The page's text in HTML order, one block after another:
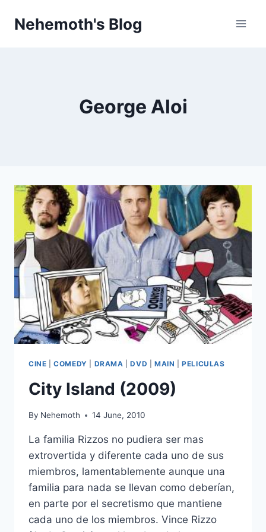
Nehemoth's Blog
George Aloi
CINE |COMEDY DRAMA |DVD MAIN |PELICULAS
City Island (2009)
By Nehemoth 14 June, 2010
La familia Rizzos no pudiera ser mas
extrovertida y diferente cada uno de sus
miembros, lamentablemente aunque una
familia para nada se llevan como deberían,
en parte por el secretismo que mantiene
cada uno de los miembros. Vince Rizzo